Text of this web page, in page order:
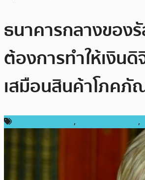
ธนาคารกลางของรั
ต้องการทำให้เงิน
เสมือนสินค้าโภค
, ,